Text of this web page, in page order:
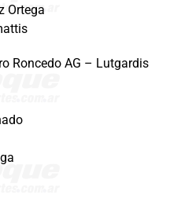
Ortega
Roncedo AG – Lutgardis